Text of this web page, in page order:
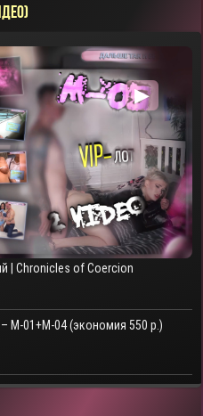
▶
| Chronicles of Coercion
M-01+M-04 (экономия 550 р.)